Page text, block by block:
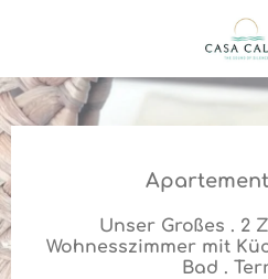
Unser Großes . 2
Wohnesszimmer mit
Bad .